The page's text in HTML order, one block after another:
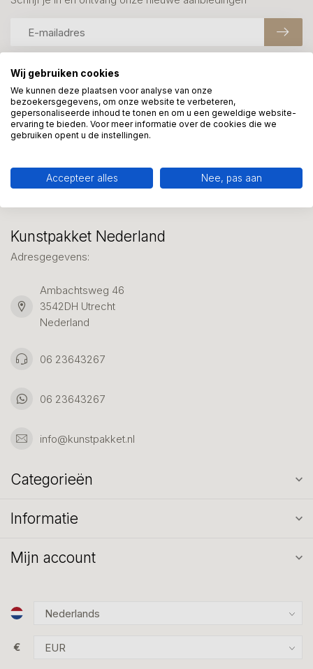
Meer informatie?
We helpen graag met uw keuze of geven advies, bel of app
ons 7 dagen per week: 06-23643267
Kunstpakket Nederland
Adresgegevens:
Ambachtsweg 46
3542DH Utrecht
Nederland
06 23643267
06 23643267
info@kunstpakket.nl
Categorieën
Informatie
Mijn account
€
Wij gebruiken cookies
We kunnen deze plaatsen voor analyse van onze
bezoekersgegevens, om onze website te verbeteren,
gepersonaliseerde inhoud te tonen en om u een geweldige website-
ervaring te bieden. Voor meer informatie over de cookies die we
gebruiken opent u de instellingen.
Accepteer alles Nee, pas aan